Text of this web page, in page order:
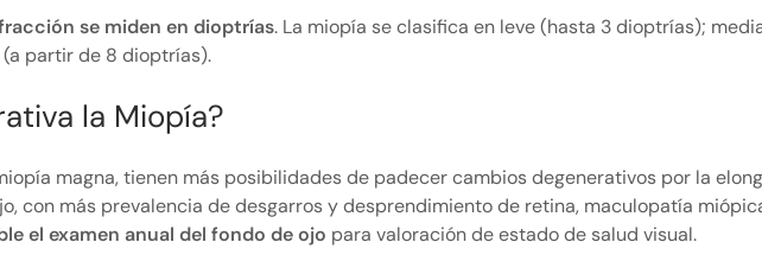
se miden en dioptrías. La miopía se clasifica en leve (hasta 3 dioptrías);
partir de 8 dioptrías).
la Miopía?
magna, tienen más posibilidades de padecer cambios degenerativos por la
con más prevalencia de desgarros y desprendimiento de retina, maculopatía
el examen anual del fondo de ojo para valoración de estado de salud visual.